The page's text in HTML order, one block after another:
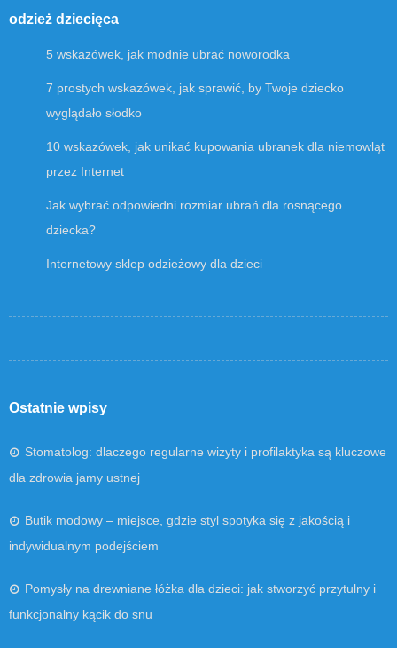
odzież dziecięca
5 wskazówek, jak modnie ubrać noworodka
7 prostych wskazówek, jak sprawić, by Twoje dziecko
wyglądało słodko
10 wskazówek, jak unikać kupowania ubranek dla niemowląt
przez Internet
Jak wybrać odpowiedni rozmiar ubrań dla rosnącego
dziecka?
Internetowy sklep odzieżowy dla dzieci
Ostatnie wpisy
Stomatolog: dlaczego regularne wizyty i profilaktyka są kluczowe
dla zdrowia jamy ustnej
Butik modowy – miejsce, gdzie styl spotyka się z jakością i
indywidualnym podejściem
Pomysły na drewniane łóżka dla dzieci: jak stworzyć przytulny i
funkcjonalny kącik do snu